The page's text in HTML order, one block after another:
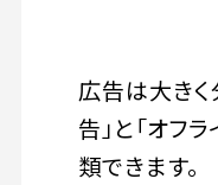
広告は大きく
告」と「オフ
類できます。